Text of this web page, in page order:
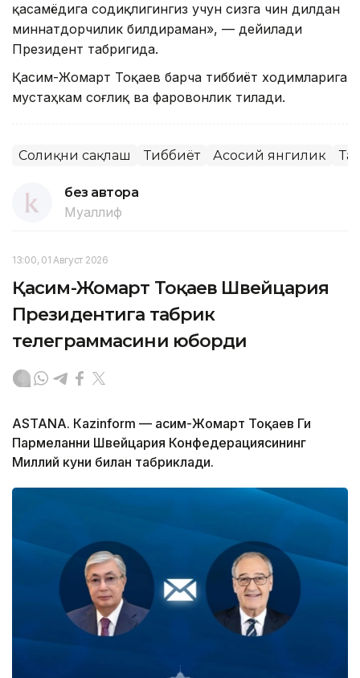
қасамёдига содиқлигингиз учун сизга чин дилдан
миннатдорчилик билдираман», — дейилади
Президент табригида.
Қасим-Жомарт Тоқаев барча тиббиёт ходимларига
мустаҳкам соғлиқ ва фаровонлик тилади.
Соғлиқни сақлаш Тиббиёт Асосий янгилик
без автора
Муаллиф
13:00, 01 Август 2026
Қасим-Жомарт Тоқаев Швейцария
Президентига табрик
телеграммасини юборди
ASTANА. Кazinform — Қасим-Жомарт Тоқаев Ги
Пармеланни Швейцария Конфедерациясининг
Миллий куни билан табриклади.